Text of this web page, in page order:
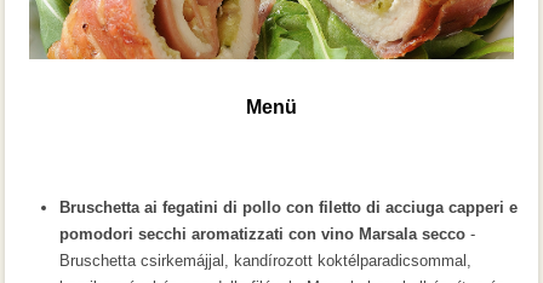
Menü
Bruschetta ai fegatini di pollo con filetto di acciuga capperi e
pomodori secchi aromatizzati con vino Marsala secco -
Bruschetta csirkemájjal, kandírozott koktélparadicsommal,